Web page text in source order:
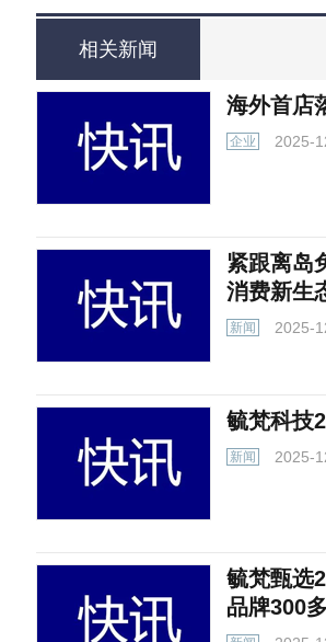
相关新闻
海外首店
企业 2025-
紧跟离岛
消费新生
新闻 2025-
毓梵科技
新闻 2025-
毓梵甄选
品牌300